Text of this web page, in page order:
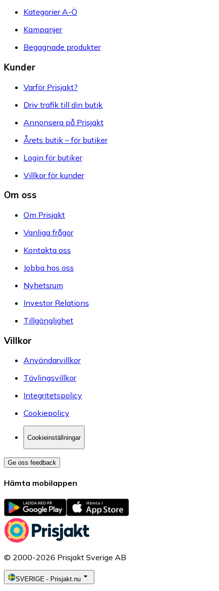
Kategorier A-Ö
Kampanjer
Begagnade produkter
Kunder
Varför Prisjakt?
Driv trafik till din butik
Annonsera på Prisjakt
Årets butik – för butiker
Login för butiker
Villkor för kunder
Om oss
Om Prisjakt
Vanliga frågor
Kontakta oss
Jobba hos oss
Nyhetsrum
Investor Relations
Tillgänglighet
Villkor
Användarvillkor
Tävlingsvillkor
Integritetspolicy
Cookiepolicy
Cookieinställningar
Ge oss feedback
Hämta mobilappen
© 2000-2026 Prisjakt Sverige AB
SVERIGE - Prisjakt.nu